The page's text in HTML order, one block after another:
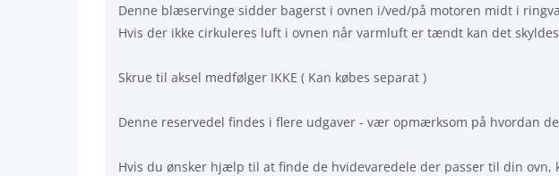
Denne blæservinge sidder bagerst i ovnen i/ved/på motoren midt i
Hvis der ikke cirkuleres luft i ovnen når varmluft er tændt kan det
Skrue til aksel medfølger IKKE ( Kan købes separat )
Denne reservedel findes i flere udgaver - vær opmærksom på hvordan
Hvis du ønsker hjælp til at finde de hvidevaredele der passer til din